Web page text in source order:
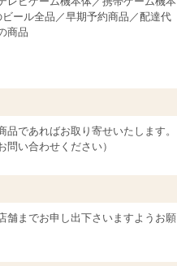
ール全品／早期予約商品／配達代
商品
であればお取り寄せいたします。
い合わせください）
舗までお申し出下さいますようお願